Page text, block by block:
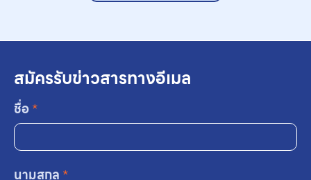
สมัครรับข่าวสารทางอีเมล
ชื่อ*
นามสกุล *